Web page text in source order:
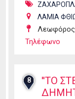
ΛΑΜΙΑ
Λεωφόρος
Τηλέφωνο
8
''ΤΟ